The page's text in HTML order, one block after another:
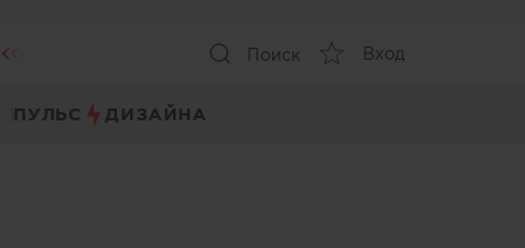
Поиск Вход
ПУЛЬС ДИЗАЙНА